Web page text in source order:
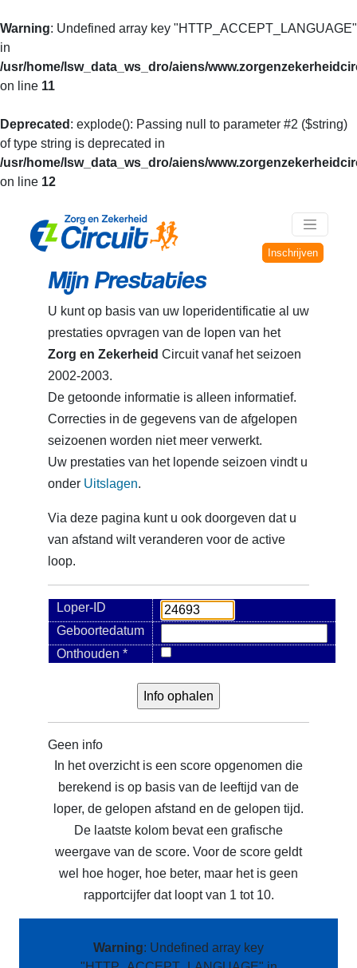
Warning: Undefined array key "HTTP_ACCEPT_LANGUAGE"
in
/usr/home/lsw_data_ws_dro/aiens/
on line 11
Deprecated : explode(): Passing null to parameter #2 ($string)
of type string is deprecated in
/usr/home/lsw_data_ws_dro/aiens/
on line 12
Inschrijven
Mijn Prestaties
U kunt op basis van uw loperidentificatie al uw
prestaties opvragen van de lopen van het
Zorg en Zekerheid Circuit vanaf het seizoen
2002-2003.
De getoonde informatie is alleen informatief.
Correcties in de gegevens van de afgelopen
seizoenen worden niet meer verwerkt.
Uw prestaties van het lopende seizoen vindt u
onder Uitslagen.
Via deze pagina kunt u ook doorgeven dat u
van afstand wilt veranderen voor de active
loop.
Loper-ID
Geboortedatum
Onthouden *
Geen info
In het overzicht is een score opgenomen die
berekend is op basis van de leeftijd van de
loper, de gelopen afstand en de gelopen tijd.
De laatste kolom bevat een grafische
weergave van de score. Voor de score geldt
wel hoe hoger, hoe beter, maar het is geen
rapportcijfer dat loopt van 1 tot 10.
Warning: Undefined array key